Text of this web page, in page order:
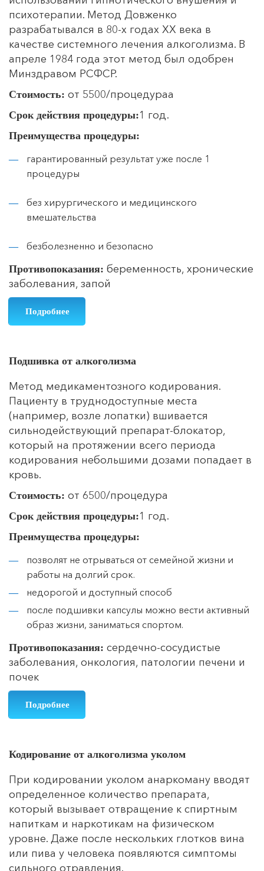
психотерапии. Метод Довженко
разрабатывался в 80-х годах ХХ века в
качестве системного лечения алкоголизма. В
апреле 1984 года этот метод был одобрен
Минздравом РСФСР.
Стоимость: от 5500/процедураа
Срок действия процедуры:1 год.
Преимущества процедуры:
гарантированный результат уже после 1
процедуры
без хирургического и медицинского
вмешательства
безболезненно и безопасно
Противопоказания: беременность, хронические
заболевания, запой
Подробнее
Подшивка от алкоголизма
Метод медикаментозного кодирования.
Пациенту в труднодоступные места
(например, возле лопатки) вшивается
сильнодействующий препарат-блокатор,
который на протяжении всего периода
кодирования небольшими дозами попадает в
кровь.
Стоимость: от 6500/процедура
Срок действия процедуры:1 год.
Преимущества процедуры:
позволят не отрываться от семейной жизни и
работы на долгий срок.
недорогой и доступный способ
после подшивки капсулы можно вести активный
образ жизни, заниматься спортом.
Противопоказания: сердечно-сосудистые
заболевания, онкология, патологии печени и
почек
Подробнее
Кодирование от алкоголизма уколом
При кодировании уколом анаркоману вводят
определенное количество препарата,
который вызывает отвращение к спиртным
напиткам и наркотикам на физическом
уровне. Даже после нескольких глотков вина
или пива у человека появляются симптомы
сильного отравления.